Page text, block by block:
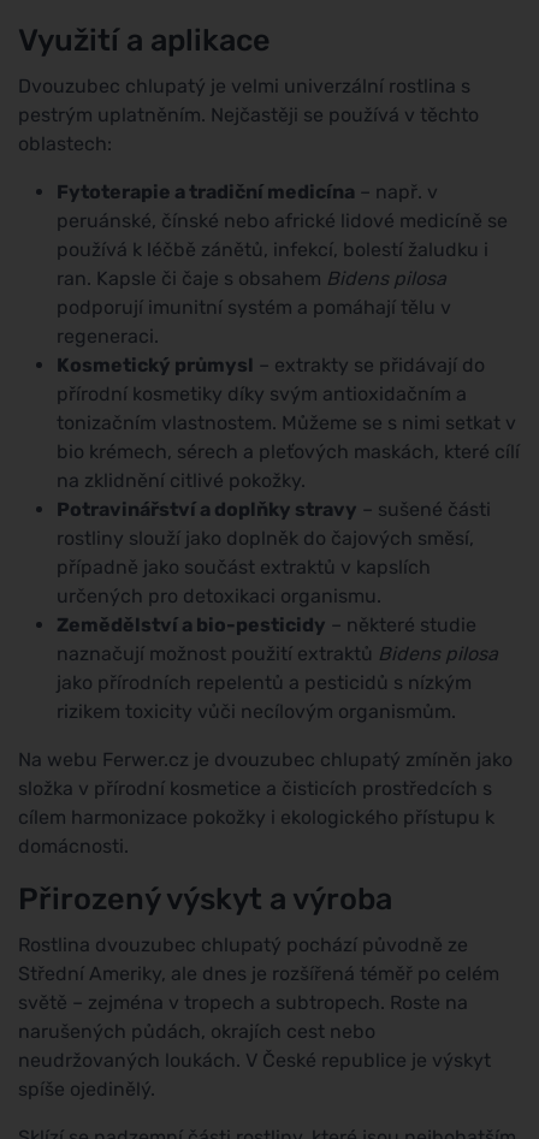
Využití a aplikace
Dvouzubec chlupatý je velmi univerzální rostlina s
pestrým uplatněním. Nejčastěji se používá v těchto
oblastech:
Fytoterapie a tradiční medicína – např. v
peruánské, čínské nebo africké lidové medicíně se
používá k léčbě zánětů, infekcí, bolestí žaludku i
ran. Kapsle či čaje s obsahem Bidens pilosa
podporují imunitní systém a pomáhají tělu v
regeneraci.
Kosmetický průmysl – extrakty se přidávají do
přírodní kosmetiky díky svým antioxidačním a
tonizačním vlastnostem. Můžeme se s nimi setkat v
bio krémech, sérech a pleťových maskách, které cílí
na zklidnění citlivé pokožky.
Potravinářství a doplňky stravy – sušené části
rostliny slouží jako doplněk do čajových směsí,
případně jako součást extraktů v kapslích
určených pro detoxikaci organismu.
Zemědělství a bio-pesticidy – některé studie
naznačují možnost použití extraktů Bidens pilosa
jako přírodních repelentů a pesticidů s nízkým
rizikem toxicity vůči necílovým organismům.
Na webu Ferwer.cz je dvouzubec chlupatý zmíněn jako
složka v přírodní kosmetice a čisticích prostředcích s
cílem harmonizace pokožky i ekologického přístupu k
domácnosti.
Přirozený výskyt a výroba
Rostlina dvouzubec chlupatý pochází původně ze
Střední Ameriky, ale dnes je rozšířená téměř po celém
světě – zejména v tropech a subtropech. Roste na
narušených půdách, okrajích cest nebo
neudržovaných loukách. V České republice je výskyt
spíše ojedinělý.